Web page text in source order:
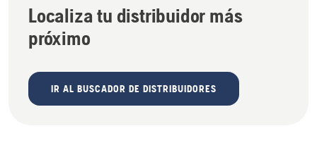
Localiza tu distribuidor más
próximo
IR AL BUSCADOR DE DISTRIBUIDORES